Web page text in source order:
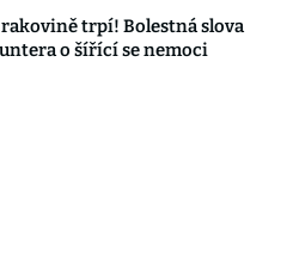
trpí! Bolestná slova
o šířící se nemoci